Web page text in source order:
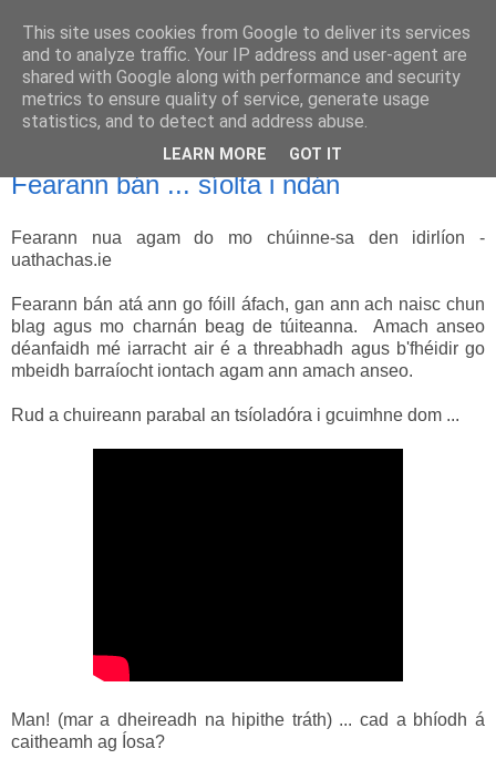
Uathachas in Éirinn
Ar aghaidh go deo go mbeirimid bua!
Fearann bán ... síolta i ndán
Fearann nua agam do mo chúinne-sa den idirlíon -
uathachas.ie
Fearann bán atá ann go fóill áfach, gan ann ach naisc chun
blag agus mo charnán beag de túiteanna. Amach anseo
déanfaidh mé iarracht air é a threabhadh agus b'fhéidir go
mbeidh barraíocht iontach agam ann amach anseo.
Rud a chuireann parabal an tsíoladóra i gcuimhne dom ...
Man! (mar a dheireadh na hipithe tráth) ... cad a bhíodh á
caitheamh ag Íosa?
This site uses cookies from Google to deliver its services
and to analyze traffic. Your IP address and user-agent are
shared with Google along with performance and security
metrics to ensure quality of service, generate usage
statistics, and to detect and address abuse.
LEARN MORE GOT IT